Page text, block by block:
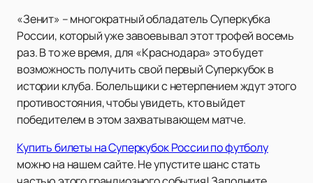
«Зенит» – многократный обладатель Суперкубка
России, который уже завоевывал этот трофей восемь
раз. В то же время, для «Краснодара» это будет
возможность получить свой первый Суперкубок в
истории клуба. Болельщики с нетерпением ждут этого
противостояния, чтобы увидеть, кто выйдет
победителем в этом захватывающем матче.
Купить билеты на Суперкубок России по футболу
можно на нашем сайте. Не упустите шанс стать